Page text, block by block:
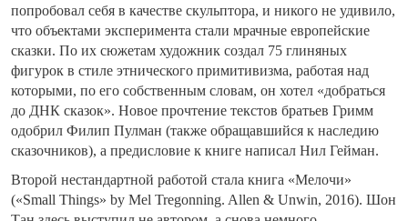
попробовал себя в качестве скульптора, и никого не удивило,
что объектами эксперимента стали мрачные европейские
сказки. По их сюжетам художник создал 75 глиняных
фигурок в стиле этнического примитивизма, работая над
которыми, по его собственным словам, он хотел «добраться
до ДНК сказок». Новое прочтение текстов братьев Гримм
одобрил Филип Пулман (также обращавшийся к наследию
сказочников), а предисловие к книге написал Нил Гейман.
Второй нестандартной работой стала книга «Мелочи»
(«Small Things» by Mel Tregonning. Allen & Unwin, 2016). Шон